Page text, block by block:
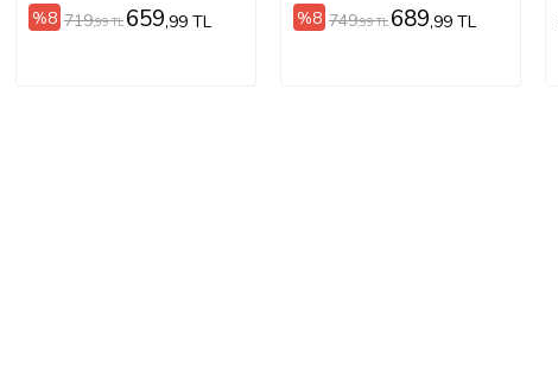
%8 719,99 TL 659,99 TL %8 749,99 TL 689,99 TL